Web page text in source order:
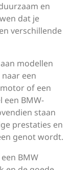
en
dat je
verschillende
modellen
een
of een
een BMW-
staan
prestaties en
genot wordt.
BMW